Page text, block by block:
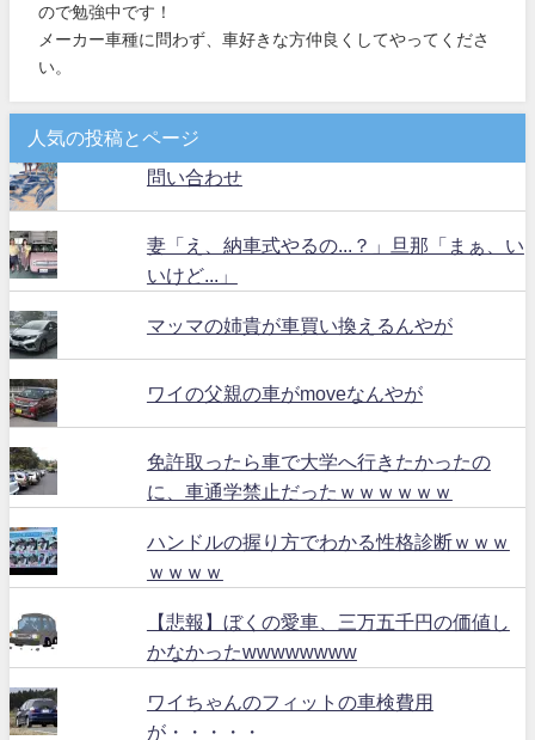
ので勉強中です！
メーカー車種に問わず、車好きな方仲良くしてやってくださ
い。
人気の投稿とページ
問い合わせ
妻「え、納車式やるの...？」旦那「まぁ、い
いけど...」
マッマの姉貴が車買い換えるんやが
ワイの父親の車がmoveなんやが
免許取ったら車で大学へ行きたかったの
に、車通学禁止だったｗｗｗｗｗｗ
ハンドルの握り方でわかる性格診断ｗｗｗ
ｗｗｗｗ
【悲報】ぼくの愛車、三万五千円の価値し
かなかったwwwwwwww
ワイちゃんのフィットの車検費用
が・・・・・